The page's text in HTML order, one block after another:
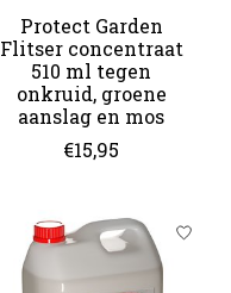
Protect Garden
Flitser concentraat
510 ml tegen
onkruid, groene
aanslag en mos
€15,95